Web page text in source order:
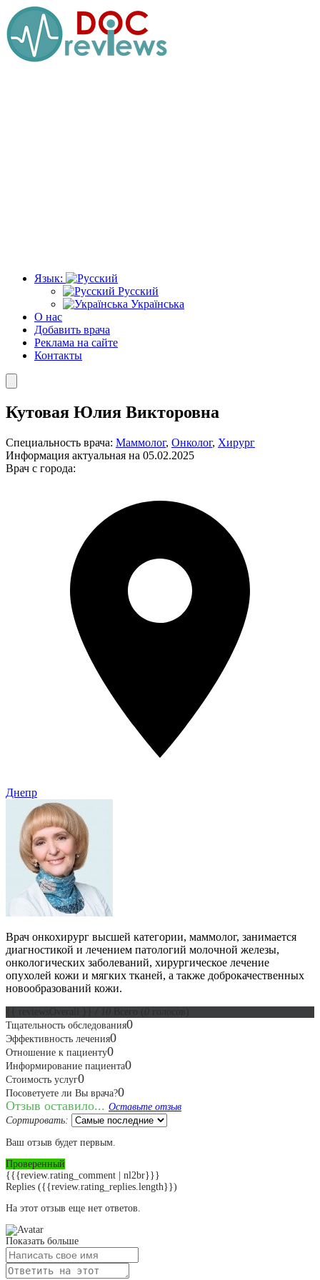
Перейти
к
содержимому
Язык:
Русский
Українська
О нас
Добавить врача
Реклама на сайте
Контакты
Кутовая Юлия Викторовна
Специальность врача: Маммолог, Онколог, Хирург
Информация актуальная на 05.02.2025
Врач с города:
Днепр
Врач онкохирург высшей категории, маммолог, занимается
диагностикой и лечением патологий молочной железы,
онкологических заболеваний, хирургическое лечение
опухолей кожи и мягких тканей, а также доброкачественных
новообразований кожи.
Тщательность обследования0
Эффективность лечения0
Отношение к пациенту0
Информирование пациента0
Стоимость услуг0
Посоветуете ли Вы врача?0
Отзыв оставило... Оставьте отзыв
Сортировать:
Ваш отзыв будет первым.
Проверенный
{{{review.rating_comment | nl2br}}}
Replies ({{review.rating_replies.length}})
На этот отзыв еще нет ответов.
Показать больше